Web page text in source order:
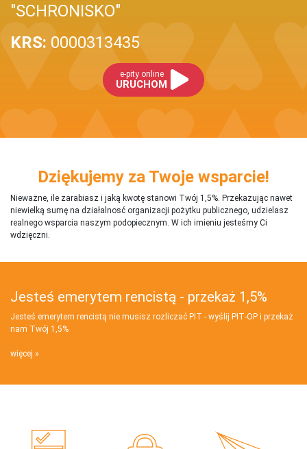
"SCHRONISKO"
KRS: 0000313435
e-pity online
URUCHOM
Dziękujemy za Twoje wsparcie!
Nieważne, ile zarabiasz i jaką kwotę stanowi Twój 1,5%. Przekazując nawet
niewielką sumę na działalnosć organizacji pożytku publicznego, udzielasz
realnego wsparcia naszym podopiecznym. W ich imieniu jesteśmy Ci
wdzięczni.
Jesteś emerytem rencistą - przekaż 1,5%
Jesteś emerytem rencistą nie musisz rozliczać PIT - wyślij PIT‑OP i przekaż
nam Twój 1,5%
więcej